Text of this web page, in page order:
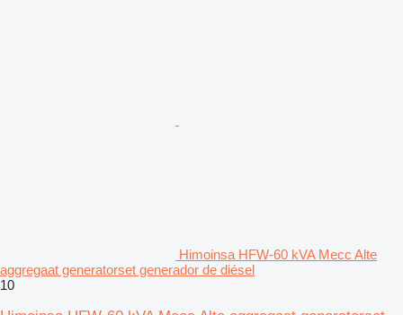
Himoinsa HFW-60 kVA Mecc Alte
aggregaat generatorset generador de diésel
10